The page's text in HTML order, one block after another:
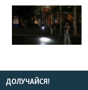
ДОЛУЧАЙСЯ!